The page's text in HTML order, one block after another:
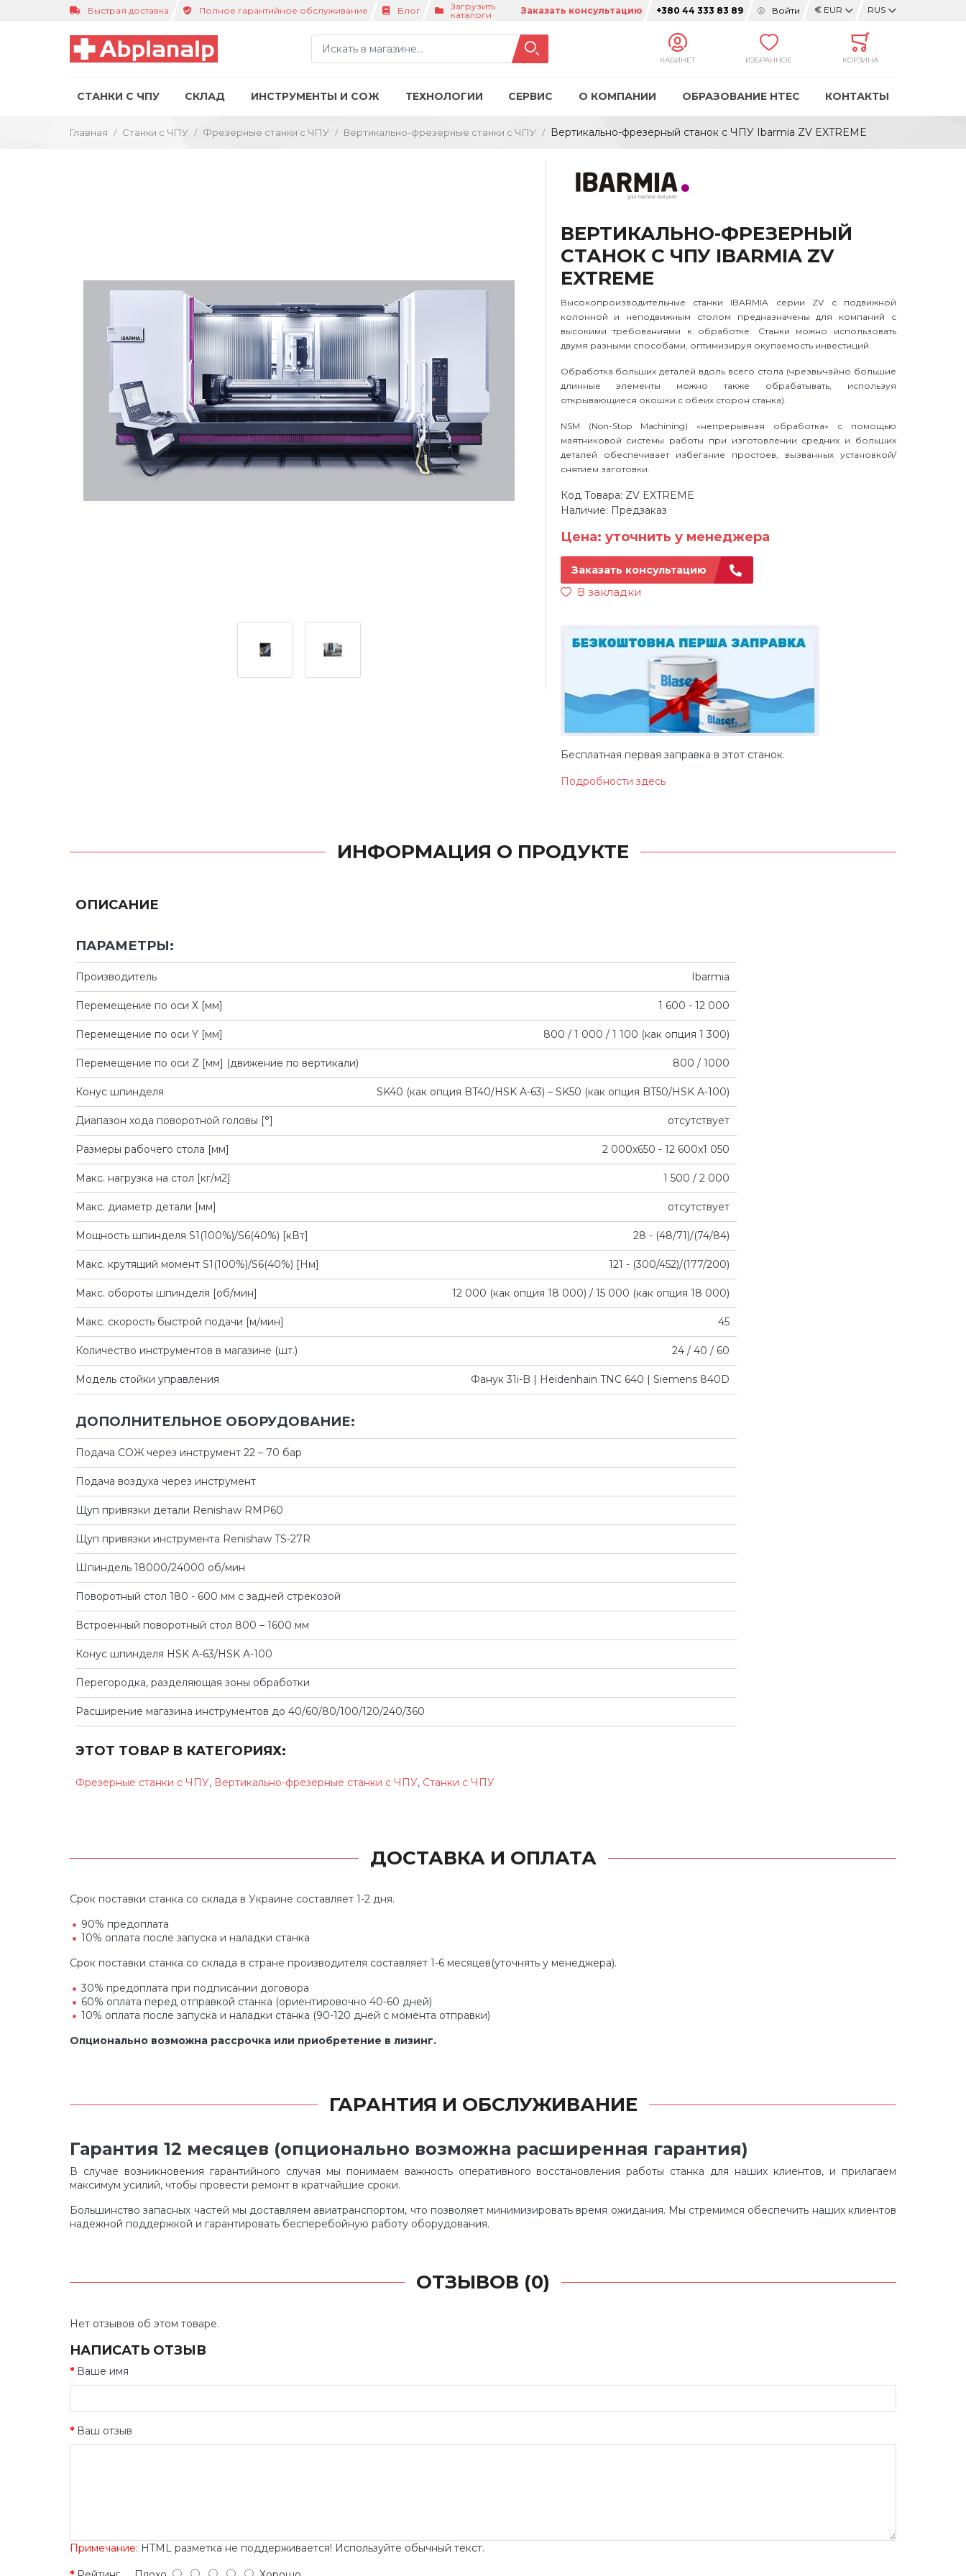
Быстрая доставка Полное гарантийное обслуживание Блог
Загрузить
каталоги
Заказать консультацию +380 44 333 83 89 Войти € EUR RUS
КАБИНЕТ ИЗБРАННОЕ КОРЗИНА
СТАНКИ С ЧПУ СКЛАД ИНСТРУМЕНТЫ И СОЖ ТЕХНОЛОГИИ СЕРВИС О КОМПАНИИ ОБРАЗОВАНИЕ HTEC КОНТАКТЫ
Главная Станки с ЧПУ Фрезерные станки с ЧПУ Вертикально-фрезерные станки с ЧПУ Вертикально-фрезерный станок с ЧПУ Ibarmia ZV EXTREME
ВЕРТИКАЛЬНО-ФРЕЗЕРНЫЙ
СТАНОК С ЧПУ IBARMIA ZV
EXTREME
Высокопроизводительные станки IBARMIA серии ZV с подвижной
колонной и неподвижным столом предназначены для компаний с
высокими требованиями к обработке. Станки можно использовать
двумя разными способами, оптимизируя окупаемость инвестиций.
Обработка больших деталей вдоль всего стола (чрезвычайно большие
длинные элементы можно также обрабатывать, используя
открывающиеся окошки с обеих сторон станка).
NSM (Non-Stop Machining) «непрерывная обработка» с помощью
маятниковой системы работы при изготовлении средних и больших
деталей обеспечивает избегание простоев, вызванных установкой/
снятием заготовки.
Код Товара: ZV EXTREME
Наличие: Предзаказ
Цена: уточнить у менеджера
Заказать консультацию
В закладки
Бесплатная первая заправка в этот станок.
Подробности здесь
ИНФОРМАЦИЯ О ПРОДУКТЕ
ОПИСАНИЕ
ПАРАМЕТРЫ:
Производитель Ibarmia
Перемещение по оси Х [мм] 1 600 - 12 000
Перемещение по оси Y [мм] 800 / 1 000 / 1 100 (как опция 1 300)
Перемещение по оси Z [мм] (движение по вертикали) 800 / 1000
Конус шпинделя SK40 (как опция BT40/HSK A-63) – SK50 (как опция BT50/HSK A-100)
Диапазон хода поворотной головы [°] отсутствует
Размеры рабочего стола [мм] 2 000x650 - 12 600x1 050
Макс. нагрузка на стол [кг/м2] 1 500 / 2 000
Макс. диаметр детали [мм] отсутствует
Мощность шпинделя S1(100%)/S6(40%) [кВт] 28 - (48/71)/(74/84)
Макс. крутящий момент S1(100%)/S6(40%) [Нм] 121 - (300/452)/(177/200)
Макс. обороты шпинделя [об/мин] 12 000 (как опция 18 000) / 15 000 (как опция 18 000)
Макс. скорость быстрой подачи [м/мин] 45
Количество инструментов в магазине (шт.) 24 / 40 / 60
Модель стойки управления Фанук 31i-B | Heidenhain TNC 640 | Siemens 840D
ДОПОЛНИТЕЛЬНОЕ ОБОРУДОВАНИЕ:
Подача СОЖ через инструмент 22 – 70 бар
Подача воздуха через инструмент
Щуп привязки детали Renishaw RMP60
Щуп привязки инструмента Renishaw TS-27R
Шпиндель 18000/24000 об/мин
Поворотный стол 180 - 600 мм с задней стрекозой
Встроенный поворотный стол 800 – 1600 мм
Конус шпинделя HSK A-63/HSK A-100
Перегородка, разделяющая зоны обработки
Расширение магазина инструментов до 40/60/80/100/120/240/360
ЭТОТ ТОВАР В КАТЕГОРИЯХ:
Фрезерные станки с ЧПУ, Вертикально-фрезерные станки с ЧПУ, Станки с ЧПУ
ДОСТАВКА И ОПЛАТА
Срок поставки станка со склада в Украине составляет 1-2 дня.
90% предоплата
10% оплата после запуска и наладки станка
Срок поставки станка со склада в стране производителя составляет 1-6 месяцев(уточнять у менеджера).
30% предоплата при подписании договора
60% оплата перед отправкой станка (ориентировочно 40-60 дней)
10% оплата после запуска и наладки станка (90-120 дней с момента отправки)
Опционально возможна рассрочка или приобретение в лизинг.
ГАРАНТИЯ И ОБСЛУЖИВАНИЕ
Гарантия 12 месяцев (опционально возможна расширенная гарантия)
В случае возникновения гарантийного случая мы понимаем важность оперативного восстановления работы станка для наших клиентов, и прилагаем
максимум усилий, чтобы провести ремонт в кратчайшие сроки.
Большинство запасных частей мы доставляем авиатранспортом, что позволяет минимизировать время ожидания. Мы стремимся обеспечить наших клиентов
надежной поддержкой и гарантировать бесперебойную работу оборудования.
ОТЗЫВОВ (0)
Нет отзывов об этом товаре.
НАПИСАТЬ ОТЗЫВ
Ваше имя
Ваш отзыв
Примечание: HTML разметка не поддерживается! Используйте обычный текст.